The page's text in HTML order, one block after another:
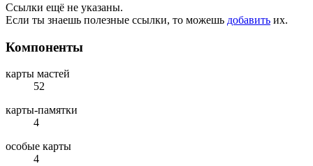
Ссылки ещё не указаны.
Если ты знаешь полезные ссылки, то можешь добавить их.
Компоненты
карты мастей
52
карты-памятки
4
особые карты
4